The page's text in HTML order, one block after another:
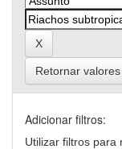
Retornar valores
Adicionar filtros:
Utilizar filtros para